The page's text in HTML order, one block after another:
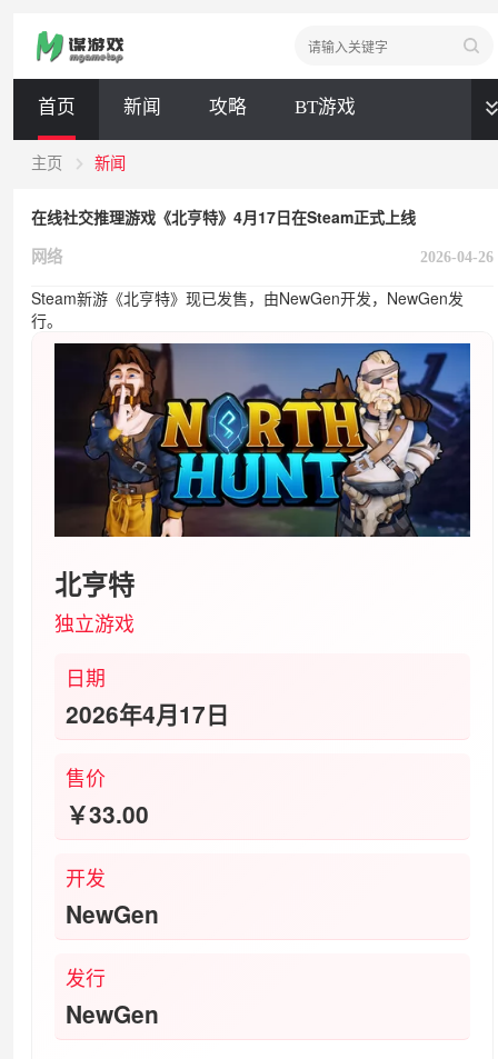
首页 新闻 攻略 BT游戏
全部
新闻 攻略 BT游戏
主页 新闻
在线社交推理游戏《北亨特》4月17日在Steam正式上线
网络 2026-04-26
Steam新游《北亨特》现已发售，由NewGen开发，NewGen发
行。
北亨特
独立‎游戏
日期
2026年4月17日
售价
￥33.00
开发
NewGen
发行
NewGen